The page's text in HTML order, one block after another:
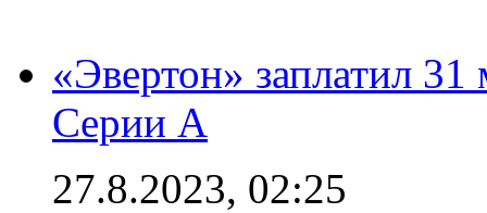
«Эвертон» заплатил
Серии А
27.8.2023, 02:25